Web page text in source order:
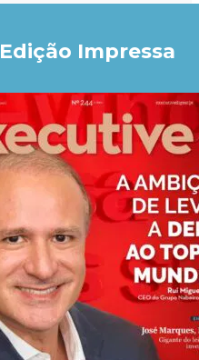
Edição Impressa